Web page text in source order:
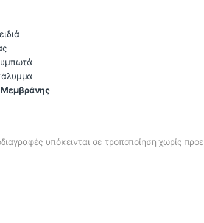
Μεμβράνης
υπόκεινται σε τροποποίηση χωρίς